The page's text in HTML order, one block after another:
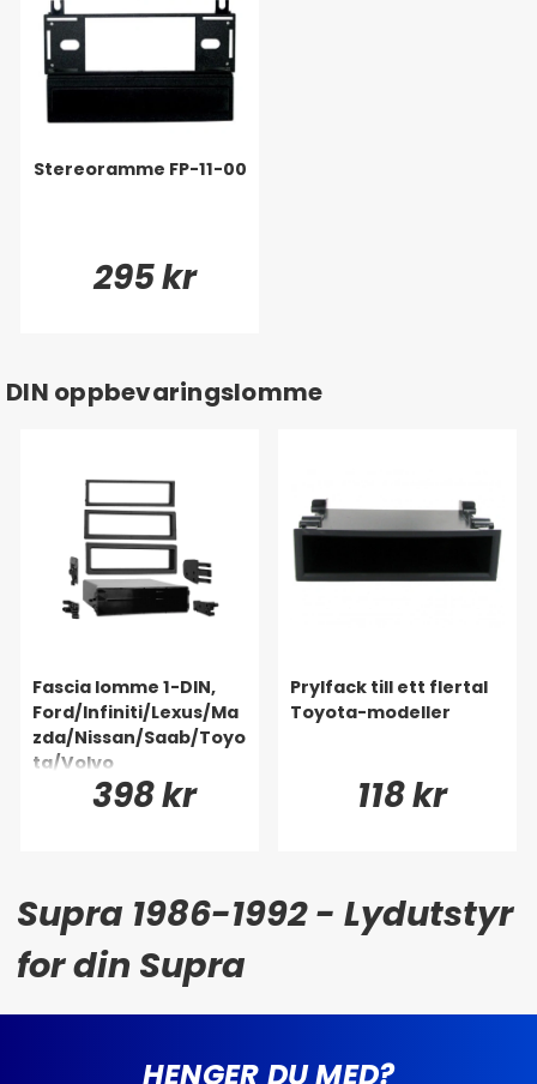
Stereoramme FP-11-00
295 kr
DIN oppbevaringslomme
Fascia lomme 1-DIN,
Ford/Infiniti/Lexus/Ma
zda/Nissan/Saab/Toyo
ta/Volvo
398 kr
Prylfack till ett flertal
Toyota-modeller
118 kr
Supra 1986-1992 - Lydutstyr
for din Supra
HENGER DU MED?